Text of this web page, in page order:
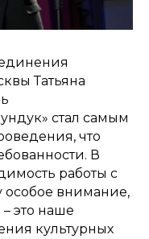
Татьяна
стал самым
что
В
работы с
внимание,
это наше
культурных